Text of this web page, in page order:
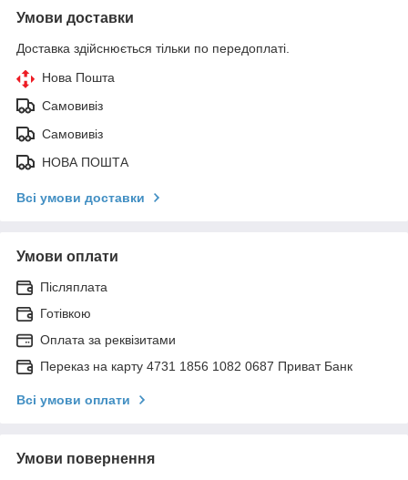
Умови доставки
Доставка здійснюється тільки по передоплаті.
Нова Пошта
Самовивіз
Самовивіз
НОВА ПОШТА
Всі умови доставки
Умови оплати
Післяплата
Готівкою
Оплата за реквізитами
Переказ на карту 4731 1856 1082 0687 Приват Банк
Всі умови оплати
Умови повернення